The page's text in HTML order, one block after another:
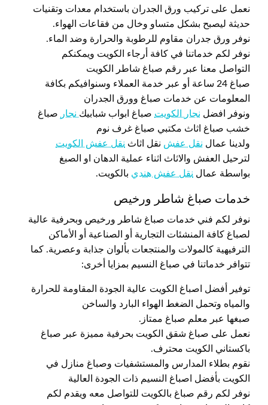
نعمل على تركيب ورق الجدران باستخدام معدات وتقنيات
حديثة ليصبح بشكل متساو وخال من فقاعات الهواء.
نوفر ورق جدران مقاوم للرطوبة والحرارة وضد الماء.
نوفر لكم خدماتنا في كافة أرجاء الكويت ويمكنكم
التواصل معنا عبر رقم صباغ شاطر الكويت
صباغ 24 ساعة أو عبر خدمة العملاء وسنوافيكم بكافة
المعلومات عن خدمات صباغ وورق الجدران
ونوفر افضل نجار الكويت صباغ ابواب شبابيك نجار
صباغ
خشب صباغ اثاث مكتبي صباغ غرف نوم
ولدينا عمال نقل عفش نقل اثاث نقل عفش الكويت
لترحيل العفش والاثاث اثناء عملية الدهان او الصبغ
بواسطة عمال نقل عفش هندي بالكويت.
خدمات صباغ شاطر ورخيص
نوفر لكم فني خدمات صباغ شاطر ورخيص وبحرفية عالية
لصباغ كافة المنشئات التجارية أو الصناعية أو الأماكن
الترفيهية كالمولات والمنتجعات بألوان جذابة وعصرية. كما
تتوافر خدماتنا في صباغ النسيم بمزايا أخرى:
توفير أفضل اصباغ الكويت عالية الجودة المقاومة للحرارة
والمياه وتحمل الضغط الهواء البارد والساخن
صبغها عبر معلم صباغ ممتاز.
نعمل على صباغ شقق الكويت بحرفية مميزة عبر صباغ
باكستاني الكويت محترف.
نقوم بطلاء المدارس والمستشفيات وصباغ منازل في
الكويت بأفضل اصباغ النسيم ذات الجودة العالية
نوفر لكم رقم صباغ بالكويت للتواصل معه ويقدم لكم